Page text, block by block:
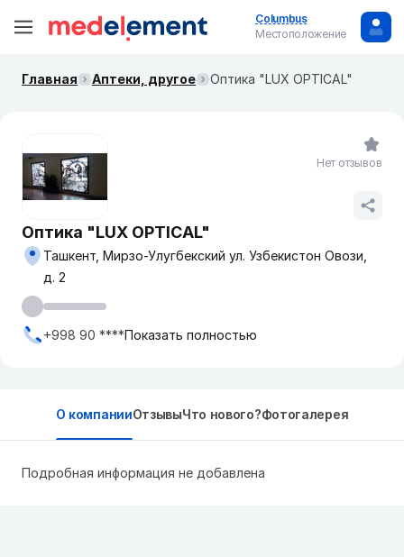
Columbus
Местоположение
Главная Аптеки, другое Оптика "LUX OPTICAL"
Оптика "LUX OPTICAL"
Ташкент, Мирзо-Улугбекский ул. Узбекистон Овози,
д. 2
+998 90 ****Показать полностью
Нет отзывов
О компанииОтзывыЧто нового?Фотогалерея
Подробная информация не добавлена